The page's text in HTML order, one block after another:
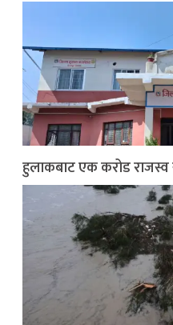
हुलाकबाट एक करोड